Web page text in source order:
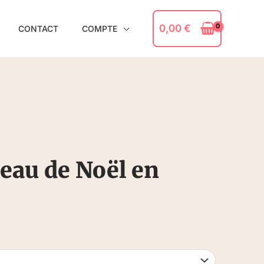
CONTACT COMPTE 0,00 €
de Noël en